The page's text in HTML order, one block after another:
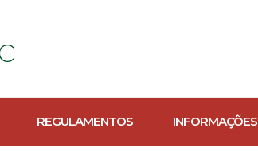
REGULAMENTOS INFORMAÇÕES